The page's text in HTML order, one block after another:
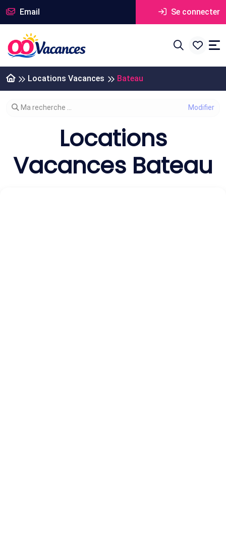
Email Se connecter
Locations Vacances Bateau
Modifier votre recherche
Ma recherche ...
Locations
Vacances Bateau